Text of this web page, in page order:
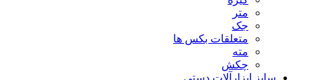
متر
جک
متعلقات بکس ها
مته
چکش